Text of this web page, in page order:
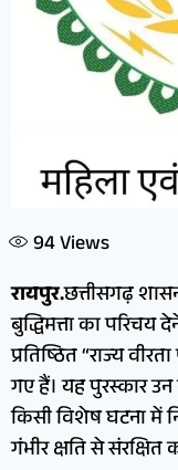
94Views
रायपुर.छत्तीसगढ़
बुद्धिमत्ता का परिचय
प्रतिष्ठित “राज्य
गए हैं। यह पुरस्कार
किसी विशेष घटना में
गंभीर क्षति से